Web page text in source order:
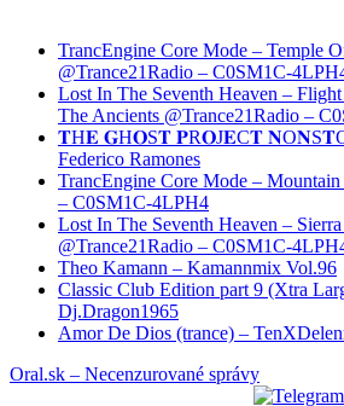
TrancEngine Core Mode – Temple
@Trance21Radio – C0SM1C-
Lost In The Seventh Heaven –
The Ancients @Trance21Radio –
𝐓H𝐄 𝐆H𝐎S𝐓 𝐏R𝐎J𝐄C𝐓
Federico Ramones
TrancEngine Core Mode –
– C0SM1C-4LPH4
Lost In The Seventh Heaven –
@Trance21Radio – C0SM1C-
Theo Kamann – Kamannmix Vol.96
Classic Club Edition part 9 (Xtra
Dj.Dragon1965
Amor De Dios (trance) –
Oral.sk – Necenzurované správy